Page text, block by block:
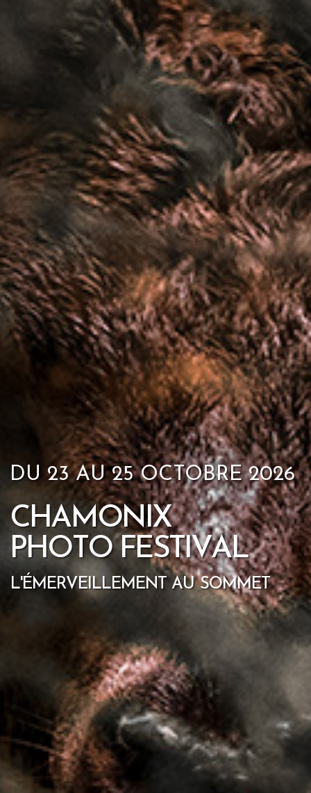
CHAMONIX
PHOTO FESTIVAL
DU 23 AU 25 OCTOBRE 2026
L'ÉMERVEILLEMENT AU SOMMET